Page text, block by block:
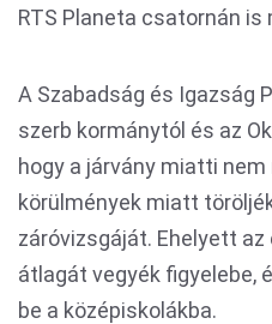
RTS Planeta csatornán
A Szabadság és Igazság
szerb kormánytól és az
hogy a járvány miatti
körülmények miatt
záróvizsgáját. Ehelyett
átlagát vegyék figyelebe,
be a középiskolákba.